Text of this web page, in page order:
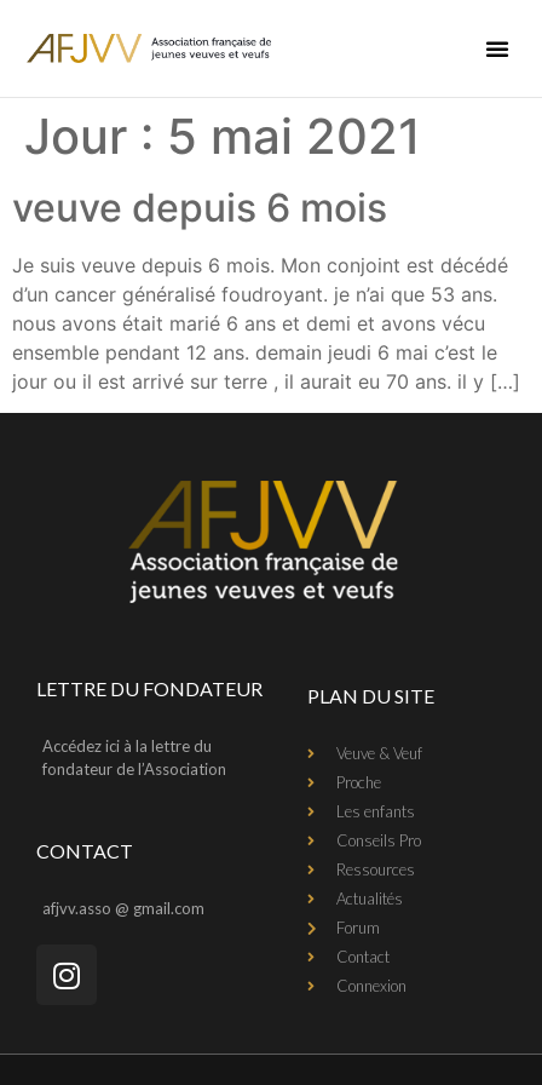
Jour : 5 mai 2021
veuve depuis 6 mois
Je suis veuve depuis 6 mois. Mon conjoint est décédé
d’un cancer généralisé foudroyant. je n’ai que 53 ans.
nous avons était marié 6 ans et demi et avons vécu
ensemble pendant 12 ans. demain jeudi 6 mai c’est le
jour ou il est arrivé sur terre , il aurait eu 70 ans. il y […]
LETTRE DU FONDATEUR
Accédez ici à la lettre du
fondateur de l’Association
CONTACT
afjvv.asso @ gmail.com
PLAN DU SITE
Veuve & Veuf
Proche
Les enfants
Conseils Pro
Ressources
Actualités
Forum
Contact
Connexion